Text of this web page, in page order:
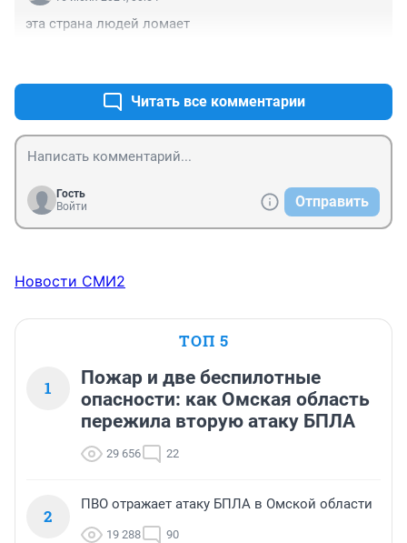
эта страна людей ломает
Читать все комментарии
Гость
Войти
Отправить
Новости СМИ2
ТОП 5
1
Пожар и две беспилотные
опасности: как Омская область
пережила вторую атаку БПЛА
29 656 22
2
ПВО отражает атаку БПЛА в Омской области
19 288 90